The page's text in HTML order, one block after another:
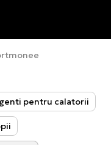
pentru calatorii